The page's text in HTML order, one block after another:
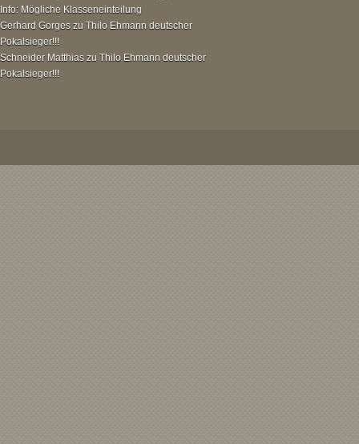
Info: Mögliche Klasseneinteilung
Gerhard Gorges zu Thilo Ehmann deutscher
Pokalsieger!!!
Schneider Matthias zu Thilo Ehmann deutscher
Pokalsieger!!!